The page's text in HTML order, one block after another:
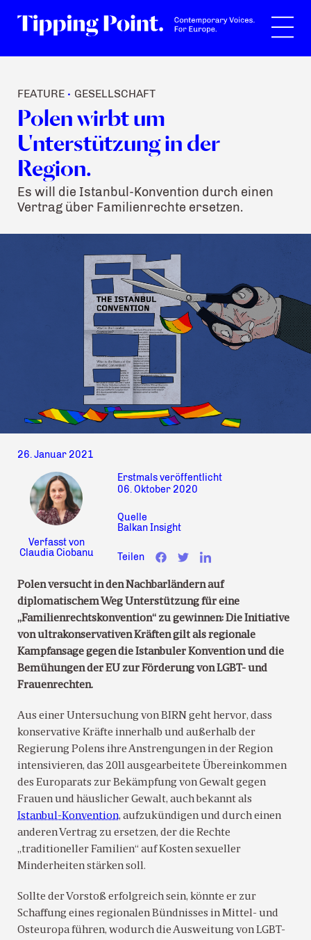
FEATURE • GESELLSCHAFT
Polen wirbt um
Unterstützung in der
Region.
Es will die Istanbul-Konvention durch einen
Vertrag über Familienrechte ersetzen.
26. Januar 2021
Verfasst von
Claudia Ciobanu
Erstmals veröffentlicht
06. Oktober 2020
Quelle
Balkan Insight
Teilen
Polen versucht in den Nachbarländern auf
diplomatischem Weg Unterstützung für eine
„Familienrechtskonvention“ zu gewinnen: Die Initiative
von ultrakonservativen Kräften gilt als regionale
Kampfansage gegen die Istanbuler Konvention und die
Bemühungen der EU zur Förderung von LGBT- und
Frauenrechten.
Aus einer Untersuchung von BIRN geht hervor, dass
konservative Kräfte innerhalb und außerhalb der
Regierung Polens ihre Anstrengungen in der Region
intensivieren, das 2011 ausgearbeitete Übereinkommen
des Europarats zur Bekämpfung von Gewalt gegen
Frauen und häuslicher Gewalt, auch bekannt als
Istanbul-Konvention, aufzukündigen und durch einen
anderen Vertrag zu ersetzen, der die Rechte
„traditioneller Familien“ auf Kosten sexueller
Minderheiten stärken soll.
Sollte der Vorstoß erfolgreich sein, könnte er zur
Schaffung eines regionalen Bündnisses in Mittel- und
Osteuropa führen, wodurch die Ausweitung von LGBT-